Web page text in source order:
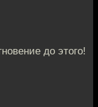
до этого!